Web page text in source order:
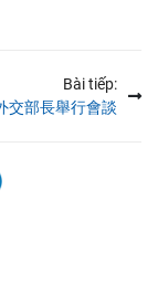
Bài tiếp:
交部長舉行會談